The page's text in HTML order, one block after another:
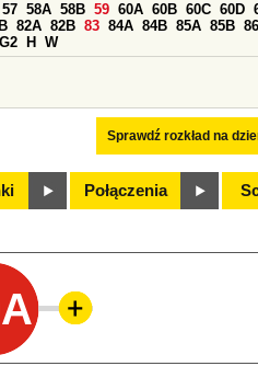
Sprawdź rozkład na
57 58A 58B 59 60A 60B 60C 60D
82A 82B 83 84A 84B 85A 85B 86
G2 H W
Połączenia